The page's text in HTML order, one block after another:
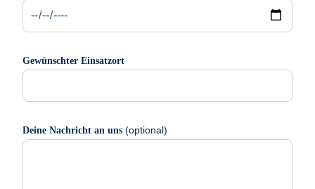
Gewünschter Einsatzort
Deine Nachricht an uns (optional)